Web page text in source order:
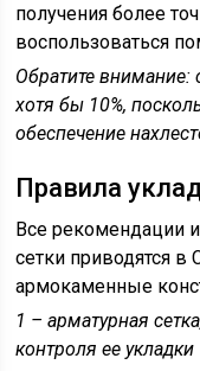
получения более
воспользоваться
Обратите внимание:
хотя бы 10%,
обеспечение
Правила
Все рекомендации
сетки приводятся
армокаменные
1 – арматурная
контроля ее укладки